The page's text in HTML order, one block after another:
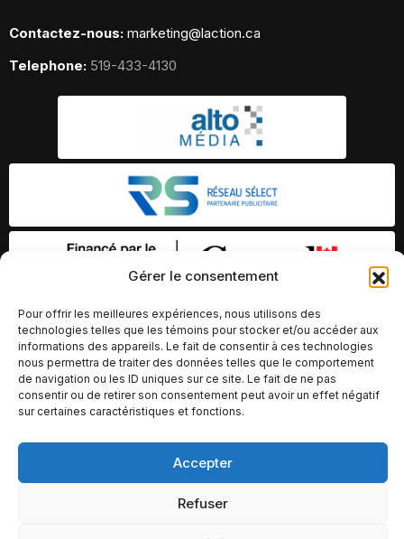
Gérer le consentement
Pour offrir les meilleures expériences, nous utilisons des
technologies telles que les témoins pour stocker et/ou accéder aux
informations des appareils. Le fait de consentir à ces technologies
nous permettra de traiter des données telles que le comportement
de navigation ou les ID uniques sur ce site. Le fait de ne pas
consentir ou de retirer son consentement peut avoir un effet négatif
sur certaines caractéristiques et fonctions.
Accepter
Refuser
Contactez-nous: marketing@laction.ca
Telephone: 519-433-4130
© Copyright 2026 – Altomédia Inc |
Ce site internet a été conçu et développé par Chameleon Ideas